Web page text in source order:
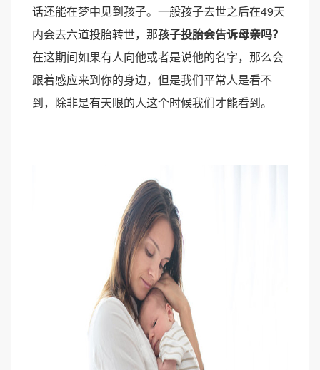
话还能在梦中见到孩子。一般孩子去世之后在49天
内会去六道投胎转世，那孩子投胎会告诉母亲吗？
在这期间如果有人向他或者是说他的名字，那么会
跟着感应来到你的身边，但是我们平常人是看不
到，除非是有天眼的人这个时候我们才能看到。